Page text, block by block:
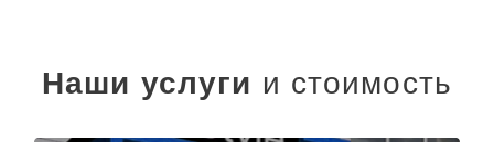
Наши услуги и стоимость